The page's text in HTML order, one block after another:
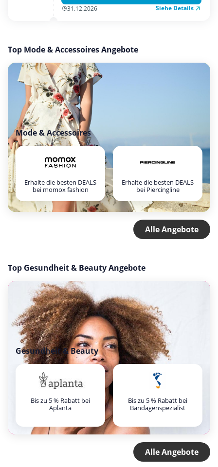
31.12.2026 Siehe Details
Top Mode & Accessoires Angebote
Mode & Accessoires
Erhalte die besten DEALS
bei momox fashion
Erhalte die besten DEALS
bei Piercingline
Alle Angebote
Top Gesundheit & Beauty Angebote
Gesundheit & Beauty
Bis zu 5 % Rabatt bei
Aplanta
Bis zu 5 % Rabatt bei
Bandagenspezialist
Alle Angebote